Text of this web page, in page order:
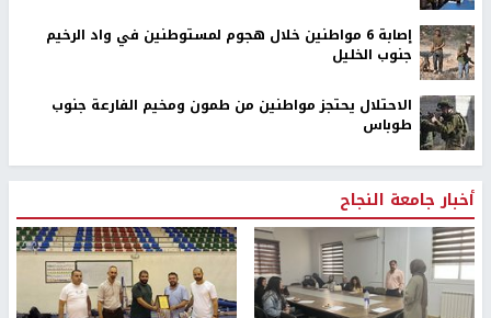
إصابة 6 مواطنين خلال هجوم لمستوطنين في واد الرخيم
جنوب الخليل
الاحتلال يحتجز مواطنين من طمون ومخيم الفارعة جنوب
طوباس
أخبار جامعة النجاح